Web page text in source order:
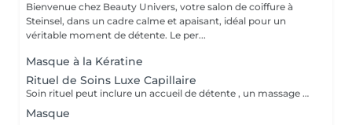
Bienvenue chez Beauty Univers, votre salon de coiffure à
Steinsel, dans un cadre calme et apaisant, idéal pour un
véritable moment de détente. Le per...
Masque à la Kératine
Rituel de Soins Luxe Capillaire
Soin rituel peut inclure un accueil de détente , un massage du cuir chevelu , du visage, des mains Un soin profond adapté aux besoins des cheveux ou de la peau Une ambiance apaisante avec serviette chaudes un profond sentiment de bien-être
Masque